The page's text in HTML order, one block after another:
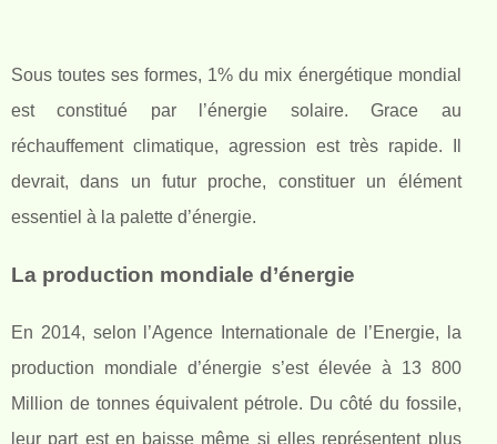
Sous toutes ses formes, 1% du mix énergétique mondial
est constitué par l’énergie solaire. Grace au
réchauffement climatique, agression est très rapide. Il
devrait, dans un futur proche, constituer un élément
essentiel à la palette d’énergie.
La production mondiale d’énergie
En 2014, selon l’Agence Internationale de l’Energie, la
production mondiale d’énergie s’est élevée à 13 800
Million de tonnes équivalent pétrole. Du côté du fossile,
leur part est en baisse même si elles représentent plus